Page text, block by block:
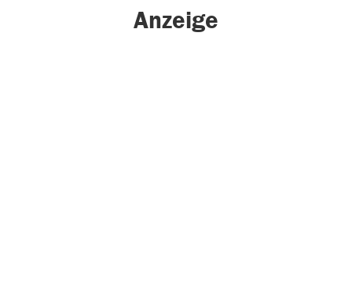
Anzeige